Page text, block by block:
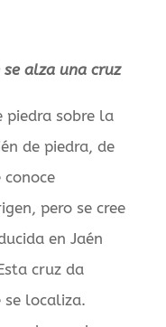
alza una cruz
piedra sobre la
de piedra, de
conoce
pero se cree
en Jaén
cruz da
localiza.